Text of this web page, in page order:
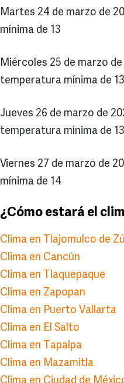
Martes 24 de marzo de
mínima de 13
Miércoles 25 de marzo
temperatura mínima de 13
Jueves 26 de marzo de
temperatura mínima de 13
Viernes 27 de marzo de
mínima de 14
¿Cómo estará el
Clima en Tlajomulco de
Clima en Cancún
Clima en Tlaquepaque
Clima en Zapopan
Clima en Puerto Vallarta
Clima en El Salto
Clima en Tapalpa
Clima en Mazamitla